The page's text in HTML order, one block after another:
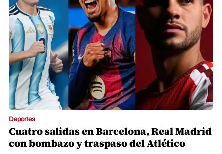
Deportes
Cuatro salidas en Barcelona, Real Madrid
con bombazo y traspaso del Atlético